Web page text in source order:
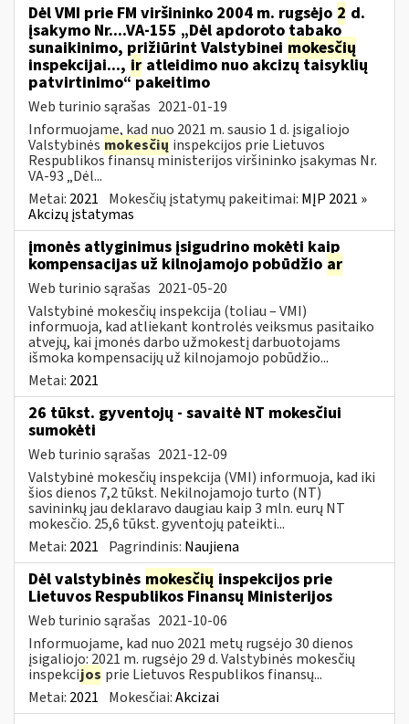
Dėl VMI prie FM viršininko 2004 m. rugsėjo 2 d.
įsakymo Nr....VA-155 „Dėl apdoroto tabako
sunaikinimo, prižiūrint Valstybinei mokesčių
inspekcijai..., ir atleidimo nuo akcizų taisyklių
patvirtinimo“ pakeitimo
Web turinio sąrašas 2021-01-19
Informuojame, kad nuo 2021 m. sausio 1 d. įsigaliojo
Valstybinės mokesčių inspekcijos prie Lietuvos
Respublikos finansų ministerijos viršininko įsakymas Nr.
VA-93 „Dėl...
Metai: 2021 Mokesčių įstatymų pakeitimai: MĮP 2021 »
Akcizų įstatymas
įmonės atlyginimus įsigudrino mokėti kaip
kompensacijas už kilnojamojo pobūdžio ar
Web turinio sąrašas 2021-05-20
Valstybinė mokesčių inspekcija (toliau – VMI)
informuoja, kad atliekant kontrolės veiksmus pasitaiko
atvejų, kai įmonės darbo užmokestį darbuotojams
išmoka kompensacijų už kilnojamojo pobūdžio...
Metai: 2021
26 tūkst. gyventojų - savaitė NT mokesčiui
sumokėti
Web turinio sąrašas 2021-12-09
Valstybinė mokesčių inspekcija (VMI) informuoja, kad iki
šios dienos 7,2 tūkst. Nekilnojamojo turto (NT)
savininkų jau deklaravo daugiau kaip 3 mln. eurų NT
mokesčio. 25,6 tūkst. gyventojų pateikti...
Metai: 2021 Pagrindinis: Naujiena
Dėl valstybinės mokesčių inspekcijos prie
Lietuvos Respublikos Finansų Ministerijos
Web turinio sąrašas 2021-10-06
Informuojame, kad nuo 2021 metų rugsėjo 30 dienos
įsigaliojo: 2021 m. rugsėjo 29 d. Valstybinės mokesčių
inspekcijos prie Lietuvos Respublikos finansų...
Metai: 2021 Mokesčiai:Akcizai